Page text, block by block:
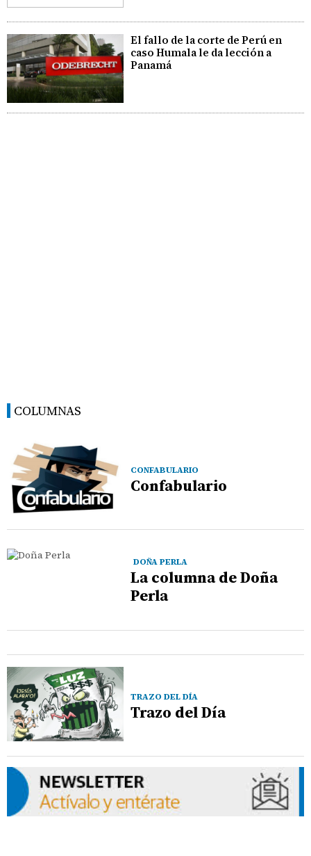
El fallo de la corte de Perú en
caso Humala le da lección a
Panamá
COLUMNAS
CONFABULARIO
Confabulario
DOÑA PERLA
La columna de Doña
Perla
TRAZO DEL DÍA
Trazo del Día